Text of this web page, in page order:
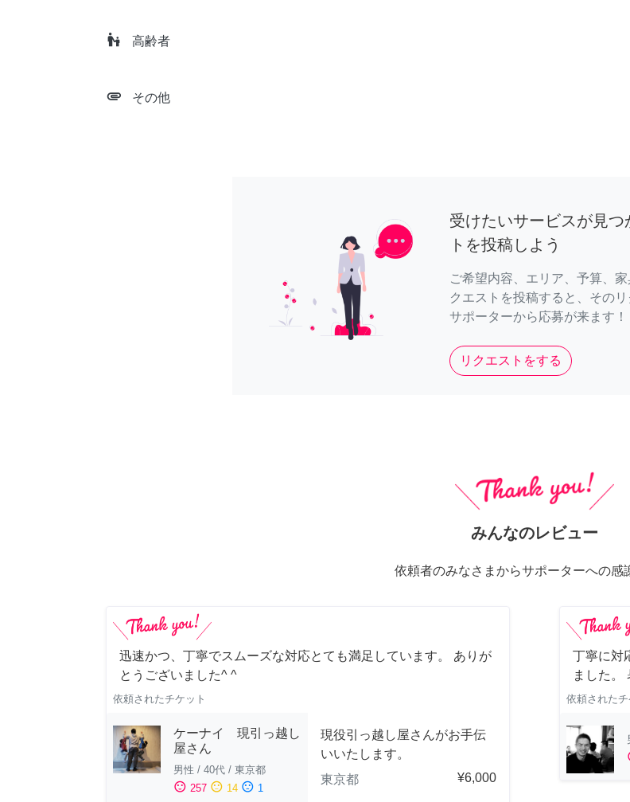
escalator_warning 高齢者
attachment その他
受けたいサービスが見
トを投稿しよう
ご希望内容、エリア、予算、
クエストを投稿すると、その
サポーターから応募が来ます！
リクエストをする
みんなのレビュー
依頼者のみなさまからサポーターへの感
迅速かつ、丁寧でスムーズな対応とても満足しています。 ありが
とうございました^ ^
依頼されたチケット
ケーナイ 現引っ越し
屋さん
男性 / 40代 / 東京都
sentiment_satisfied 257 sentiment_neutral 14 sentiment_dissatisfied 1
現役引っ越し屋さんがお手伝
いいたします。
東京都
¥6,000
丁寧に対
ました。
依頼されたチ